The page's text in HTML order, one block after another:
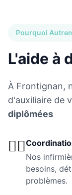
Pourquoi
L'aide à
À Frontignan,
d'auxiliaire de
diplômées
👩‍⚕️
Nos
besoins,
problèmes.